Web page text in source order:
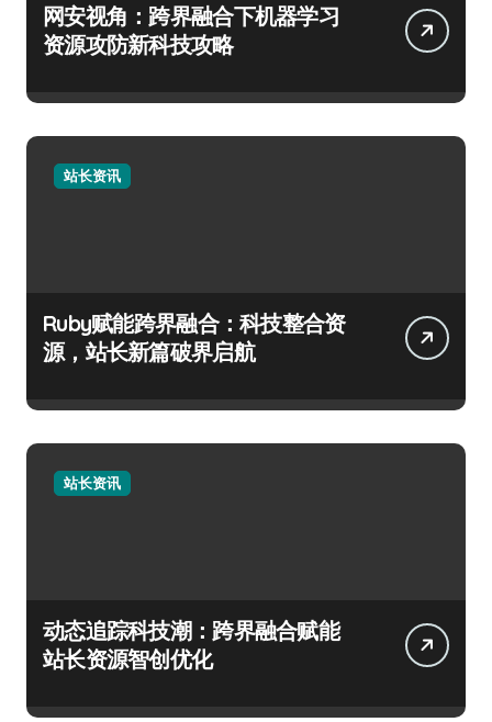
网安视角：跨界融合下机器学习
资源攻防新科技攻略
站长资讯
Ruby赋能跨界融合：科技整合资
源，站长新篇破界启航
站长资讯
动态追踪科技潮：跨界融合赋能
站长资源智创优化